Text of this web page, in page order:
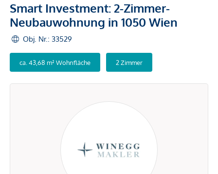
Smart Investment: 2-Zimmer-
Neubauwohnung in 1050 Wien
Obj. Nr.: 33529
ca. 43,68 m² Wohnfläche 2 Zimmer